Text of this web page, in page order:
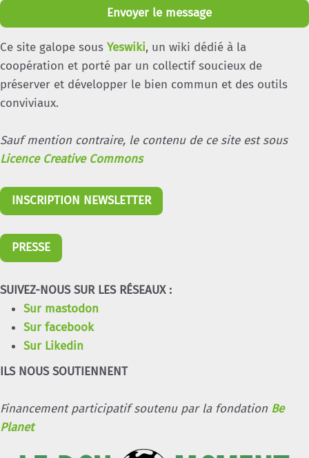
Envoyer le message
Ce site galope sous Yeswiki, un wiki dédié à la
coopération et porté par un collectif soucieux de
préserver et développer le bien commun et des outils
conviviaux.
Sauf mention contraire, le contenu de ce site est sous
Licence Creative Commons
INSCRIPTION NEWSLETTER
PRESSE
SUIVEZ-NOUS SUR LES RÉSEAUX :
Sur mastodon
Sur facebook
Sur Likedin
ILS NOUS SOUTIENNENT
Financement participatif soutenu par la fondation Be
Planet